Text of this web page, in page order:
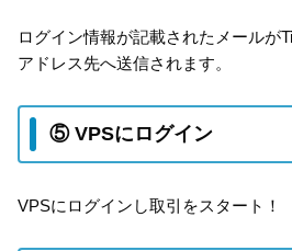
ログイン情報が記載されたメールが
アドレス先へ送信されます。
⑤ VPSにログイン
VPSにログインし取引をスタート！